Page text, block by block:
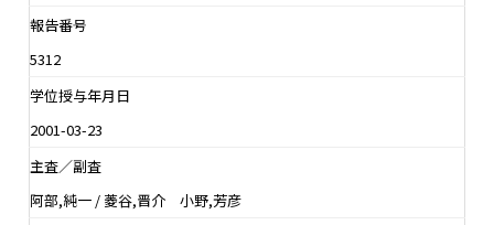
報告番号
5312
学位授与年月日
2001-03-23
主査／副査
阿部,純一 / 菱谷,晋介 小野,芳彦